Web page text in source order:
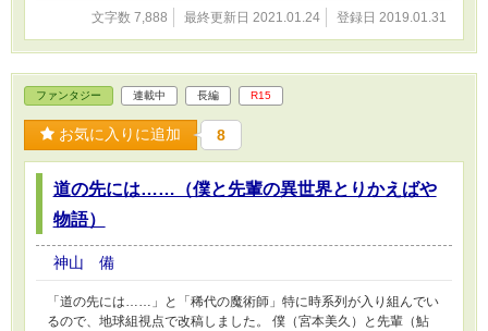
文字数 7,888 最終更新日 2021.01.24 登録日 2019.01.31
ファンタジー 連載中 長編 R15
お気に入りに追加 8
道の先には……（僕と先輩の異世界とりかえばや
物語）
神山 備
「道の先には……」と「稀代の魔術師」特に時系列が入り組んでい
るので、地球組視点で改稿しました。 僕（宮本美久）と先輩（鮎